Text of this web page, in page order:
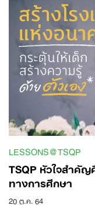
LESSONS@TSQP
TSQP หัวใจสำคั
ทางการศึกษา
20 ต.ค. 64